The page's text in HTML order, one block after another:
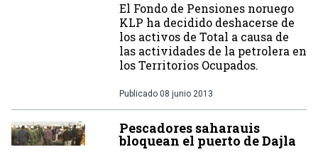
El Fondo de Pensiones noruego
KLP ha decidido deshacerse de
los activos de Total a causa de
las actividades de la petrolera en
los Territorios Ocupados.
Publicado 08 junio 2013
Pescadores saharauis
bloquean el puerto de Dajla